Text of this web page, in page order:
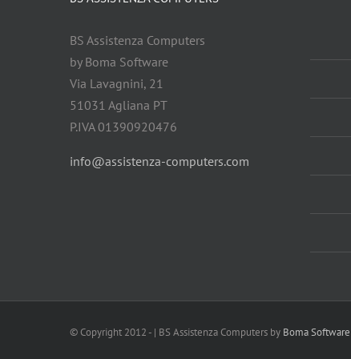
BS Assistenza Computers
by Boma Software
Via Lavagnini, 21
51031 Agliana PT
P.IVA 01390920476
info@assistenza-computers.com
© Copyright 2012 - | BS Assistenza Computers by Boma Software